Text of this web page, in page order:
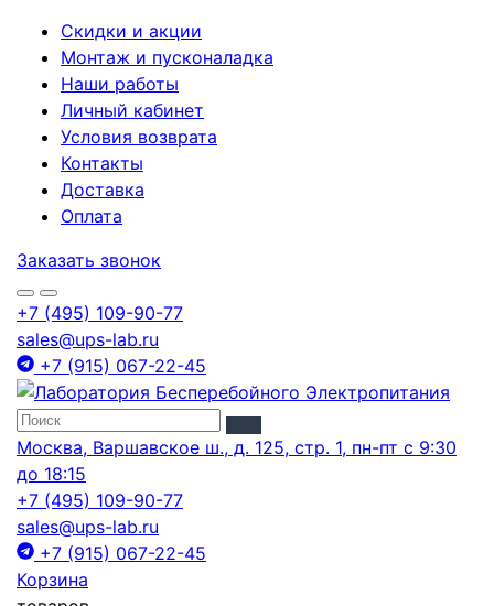
Скидки и акции
Монтаж и пусконаладка
Наши работы
Личный кабинет
Условия возврата
Контакты
Доставка
Оплата
Заказать звонок
+7 (495) 109-90-77
sales@ups-lab.ru
+7 (915) 067-22-45
Москва, Варшавское ш., д. 125, стр. 1, пн-пт с 9:30
до 18:15
+7 (495) 109-90-77
sales@ups-lab.ru
+7 (915) 067-22-45
Корзина